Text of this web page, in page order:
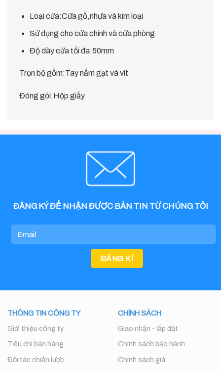
Loại cửa:Cửa gỗ,nhựa và kim loại
Sử dụng cho cửa chính và cửa phòng
Độ dày cửa tối đa:50mm
Trọn bộ gồm:Tay nắm gạt và vít
Đóng gói:Hộp giấy
ĐĂNG KÝ ĐỂ NHẬN ĐƯỢC BẢN TIN TỪ CHÚNG TÔI
THÔNG TIN CÔNG TY
Giới thiệu công ty
Tiêu chí bán hàng
Đối tác chiến lược
CHÍNH SÁCH
Giao nhận - lắp đặt
Chính sách bảo hành
Chính sách giá